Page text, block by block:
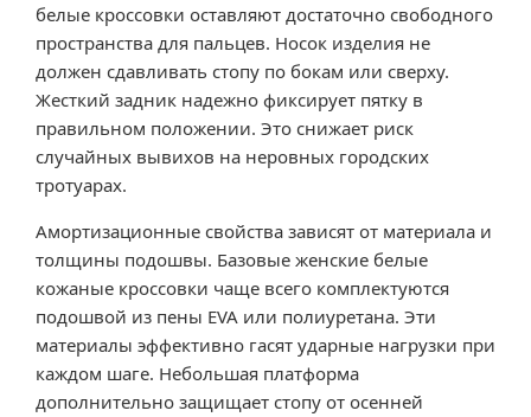
белые кроссовки оставляют достаточно свободного
пространства для пальцев. Носок изделия не
должен сдавливать стопу по бокам или сверху.
Жесткий задник надежно фиксирует пятку в
правильном положении. Это снижает риск
случайных вывихов на неровных городских
тротуарах.
Амортизационные свойства зависят от материала и
толщины подошвы. Базовые женские белые
кожаные кроссовки чаще всего комплектуются
подошвой из пены EVA или полиуретана. Эти
материалы эффективно гасят ударные нагрузки при
каждом шаге. Небольшая платформа
дополнительно защищает стопу от осенней